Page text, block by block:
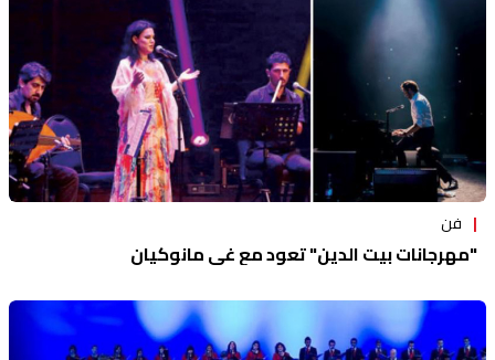
فن
"مهرجانات بيت الدين" تعود مع غي مانوكيان